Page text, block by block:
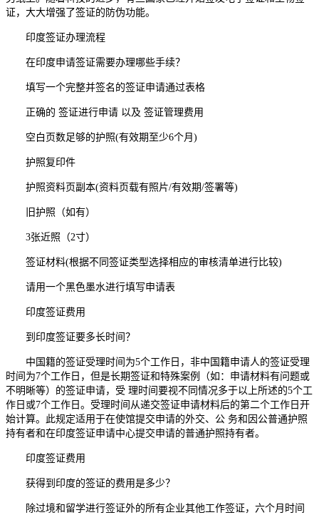
证，大大增强了签证的防伪功能。
印度签证办理流程
在印度申请签证需要办理哪些手续？
填写一个完整并签名的签证申请通过表格
正确的 签证进行申请 以及 签证管理费用
空白页数足够的护照(有效期至少6个月)
护照复印件
护照资料页副本(资料页载有照片/有效期/签署等)
旧护照（如有）
3张近照（2寸）
签证材料(根据不同签证类型选择相应的审核清单进行比较)
请用一个黑色墨水进行填写申请表
印度签证费用
到印度签证要多长时间？
中国籍的签证受理时间为5个工作日，非中国籍申请人的签证受理
时间为7个工作日，但是长期签证和特殊案例（如：申请材料有问题或
不明晰等）的签证申请，受 理时间要视不同情况多于以上所述的5个工
作日或7个工作日。受理时间从递交签证申请材料后的第二个工作日开
始计算。此规定适用于在使馆提交申请的外交、公 务和因公普通护照
持有者和在印度签证申请中心提交申请的普通护照持有者。
印度签证费用
获得到印度的签证的费用是多少？
除过境和留学进行签证外的所有企业其他工作签证，六个月时间